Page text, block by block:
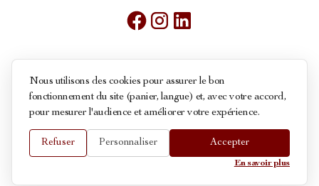
Conditions générales de ventes
© 2026 La Maison du Roy - Touts droits réservés
Nous utilisons des cookies pour assurer le bon
fonctionnement du site (panier, langue) et, avec votre accord,
pour mesurer l'audience et améliorer votre expérience.
Refuser Personnaliser Accepter
En savoir plus